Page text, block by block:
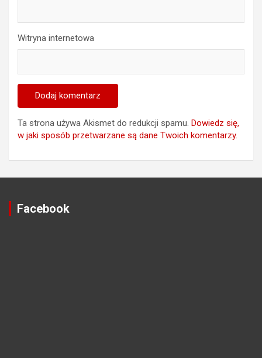
Witryna internetowa
Ta strona używa Akismet do redukcji spamu. Dowiedz się,
w jaki sposób przetwarzane są dane Twoich komentarzy.
Facebook